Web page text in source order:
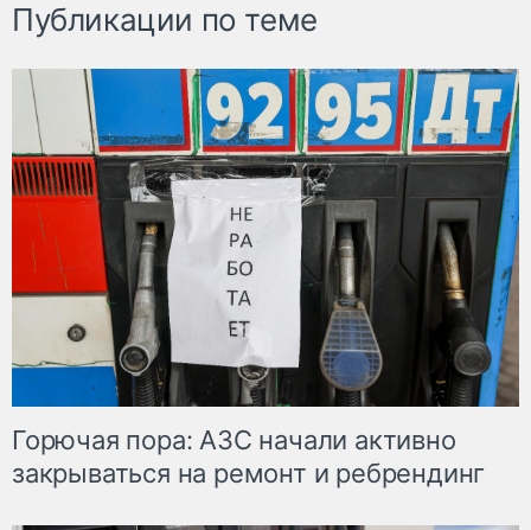
Публикации по теме
Горючая пора: АЗС начали активно
закрываться на ремонт и ребрендинг